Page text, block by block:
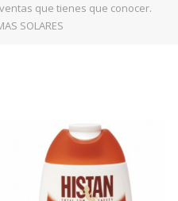
que tienes que conocer.
SOLARES